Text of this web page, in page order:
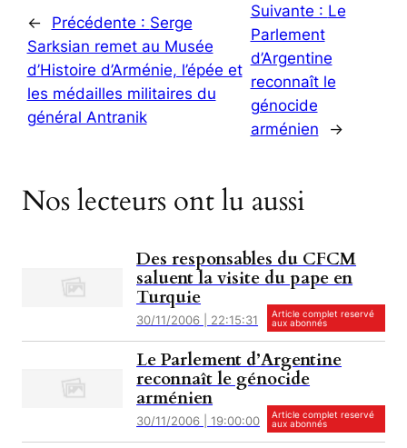
← Précédente : Serge
Sarksian remet au Musée
d’Histoire d’Arménie, l’épée et
les médailles militaires du
général Antranik
Suivante : Le
Parlement
d’Argentine
reconnaît le
génocide
arménien
→
Nos lecteurs ont lu aussi
Des responsables du CFCM
saluent la visite du pape en
Turquie
30/11/2006 | 22:15:31
Article complet reservé
aux abonnés
Le Parlement d’Argentine
reconnaît le génocide
arménien
30/11/2006 | 19:00:00
Article complet reservé
aux abonnés